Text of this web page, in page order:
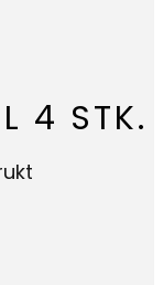
4 STK.